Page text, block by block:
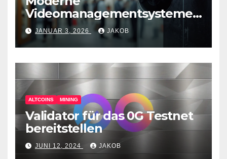
Videomanagementsysteme
(VMS) – mehr als nur
Überwachungswerkzeuge
JANUAR 3, 2026 JAKOB
ALTCOINS MINING
Validator für das 0G Testnet
bereitstellen
JUNI 12, 2024 JAKOB